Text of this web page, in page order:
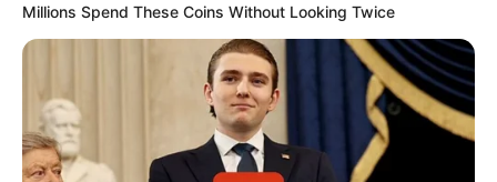
Millions Spend These Coins Without Looking Twice